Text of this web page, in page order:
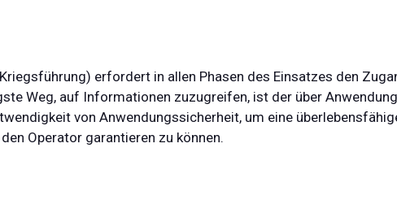
erfordert in allen Phasen des Einsatzes den
Weg, auf Informationen zuzugreifen, ist der über
von Anwendungssicherheit, um eine
Operator garantieren zu können.